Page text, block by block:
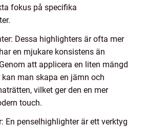
fokus på specifika
Dessa highlighters är ofta mer
en mjukare konsistens än
att applicera en liten mängd
man skapa en jämn och
vilket ger den en mer
touch.
En penselhighlighter är ett verktyg